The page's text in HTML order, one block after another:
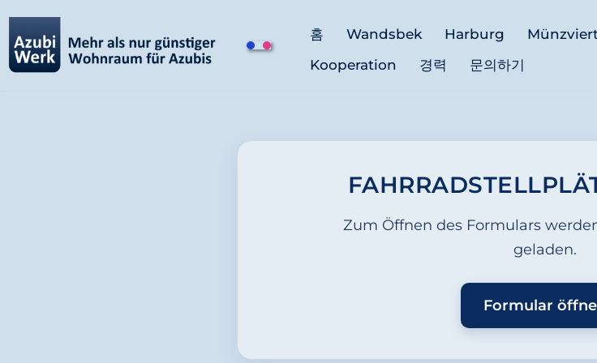
콘
텐
홈 Wandsbek Harburg
Kooperation
경력 문의하기
Zum Öffnen des Formulars
geladen.
Formular